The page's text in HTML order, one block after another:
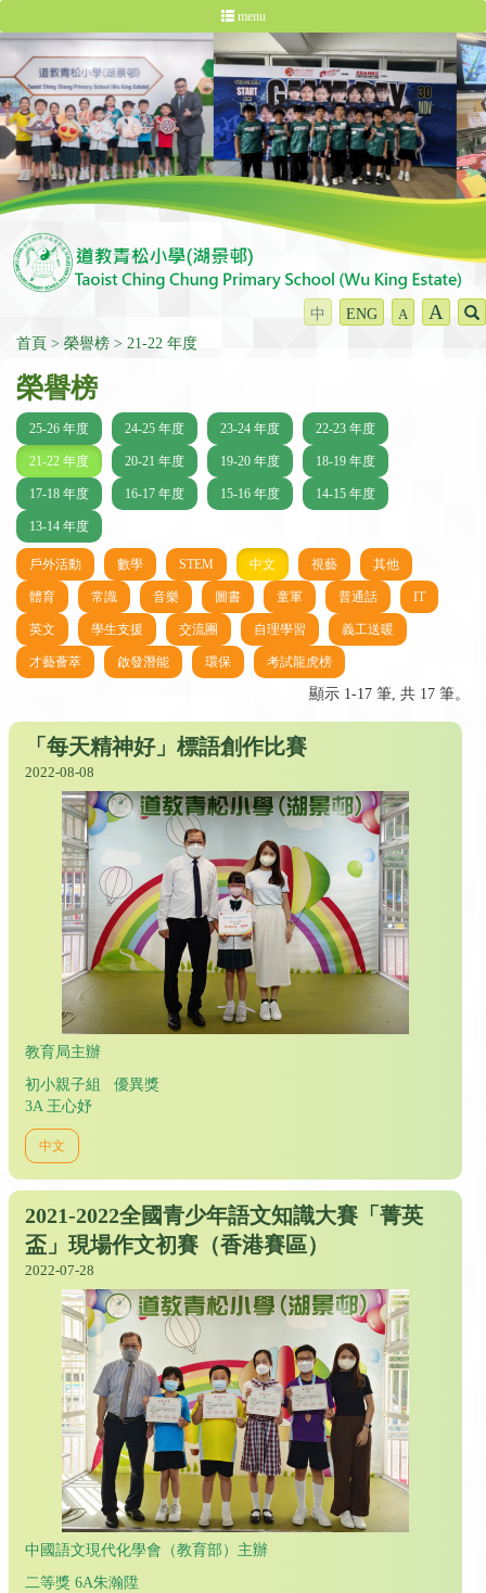
menu
中 ENG A A
首頁 榮譽榜 21-22 年度
榮譽榜
25-26 年度 24-25 年度 23-24 年度 22-23 年度
21-22 年度 20-21 年度 19-20 年度 18-19 年度
17-18 年度 16-17 年度 15-16 年度 14-15 年度
13-14 年度
戶外活動 數學 STEM 中文 視藝 其他
體育 常識 音樂 圖書 童軍 普通話 IT
英文 學生支援 交流團 自理學習 義工送暖
才藝薈萃 啟發潛能 環保 考試龍虎榜
顯示 1-17 筆, 共 17 筆。
「每天精神好」標語創作比賽
2022-08-08
教育局主辦
初小親子組 優異獎
3A 王心妤
中文
2021-2022全國青少年語文知識大賽「菁英
盃」現場作文初賽（香港賽區）
2022-07-28
中國語文現代化學會（教育部）主辦
二等獎 6A朱瀚陞